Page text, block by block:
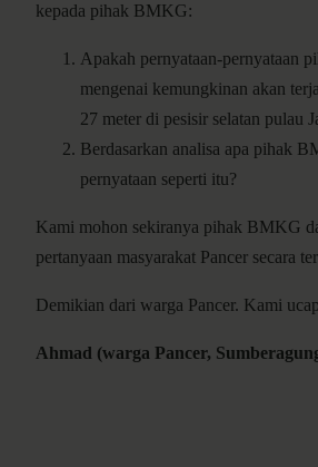
kepada pihak BMKG:
Apakah pernyataan-pernyataan
mengenai kemungkinan akan
27 meter di pesisir selatan pulau
Berdasarkan analisa apa pihak
pernyataan seperti itu?
Kami mohon sekiranya pihak BMKG
pertanyaan masyarakat Pancer secara
Demikian dari warga Pancer. Kami
Ahmad (warga Pancer,